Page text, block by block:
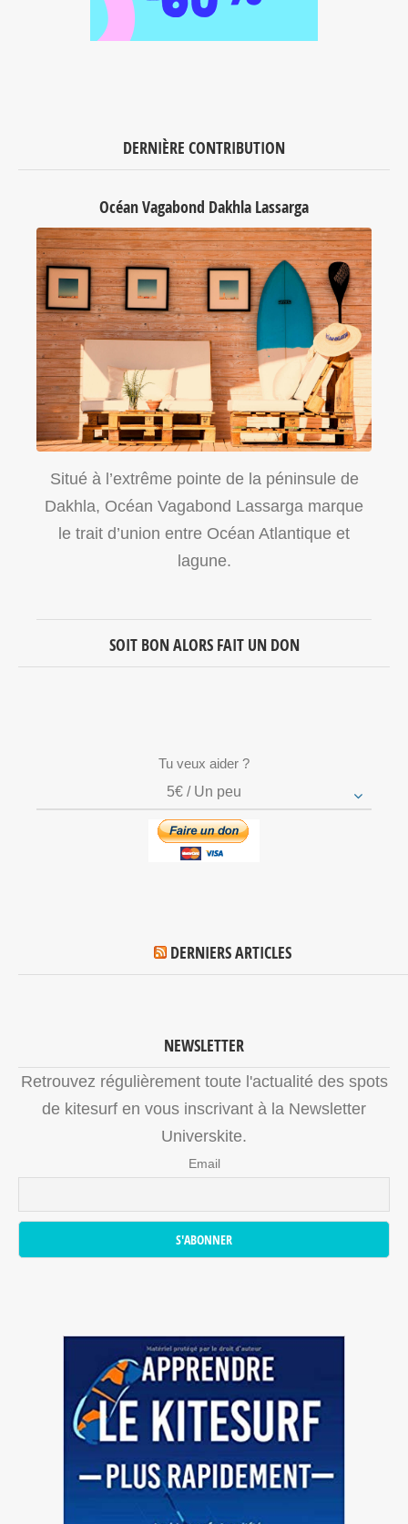
DERNIÈRE CONTRIBUTION
Océan Vagabond Dakhla Lassarga
Situé à l’extrême pointe de la péninsule de
Dakhla, Océan Vagabond Lassarga marque
le trait d’union entre Océan Atlantique et
lagune.
SOIT BON ALORS FAIT UN DON
Tu veux aider ?
5€ / Un peu
DERNIERS ARTICLES
NEWSLETTER
Retrouvez régulièrement toute l'actualité des spots
de kitesurf en vous inscrivant à la Newsletter
Universkite.
Email